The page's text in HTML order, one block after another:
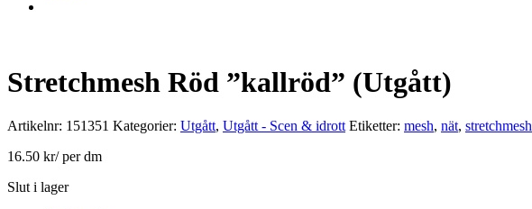
Stretchmesh Röd ”kallröd” (Utgått)
Artikelnr: 151351 Kategorier: Utgått, Utgått - Scen & idrott Etiketter: mesh, nät, stretchmesh
16.50 kr/ per dm
Slut i lager